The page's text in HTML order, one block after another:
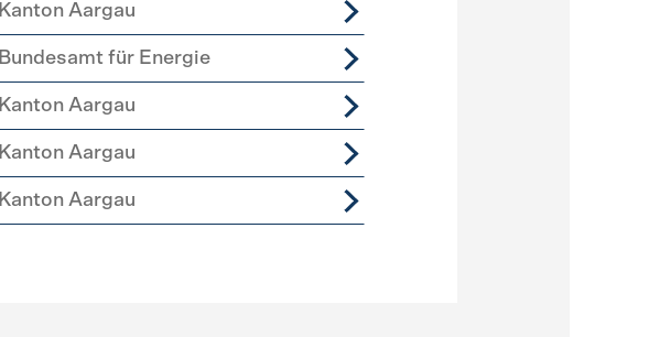
Kanton Aargau
Bundesamt für Energie
Kanton Aargau
Kanton Aargau
Kanton Aargau